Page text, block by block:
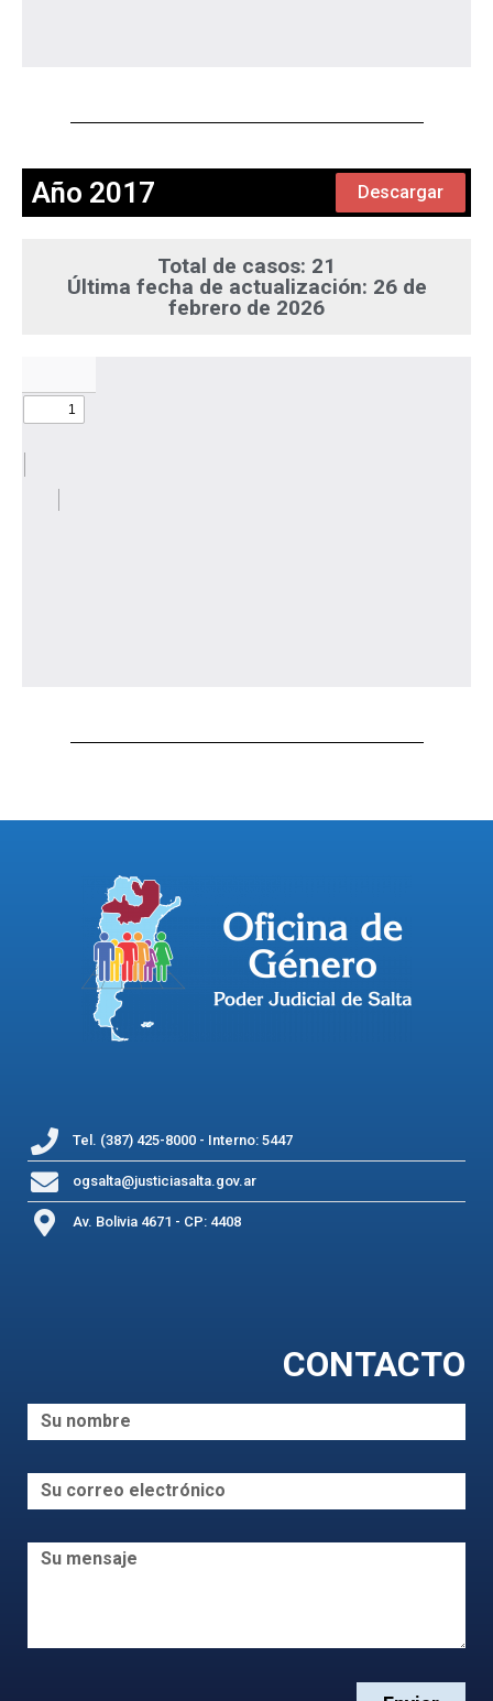
Descargar
Año 2017
Total de casos: 21
Última fecha de actualización: 26 de
febrero de 2026
Tel. (387) 425-8000 - Interno: 5447
ogsalta@justiciasalta.gov.ar
Av. Bolivia 4671 - CP: 4408
CONTACTO